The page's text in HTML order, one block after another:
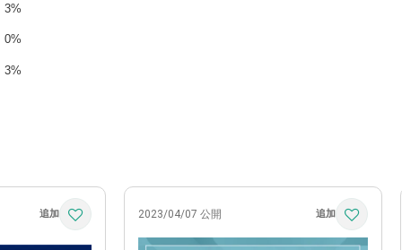
3%
0%
3%
2023/04/07 公開